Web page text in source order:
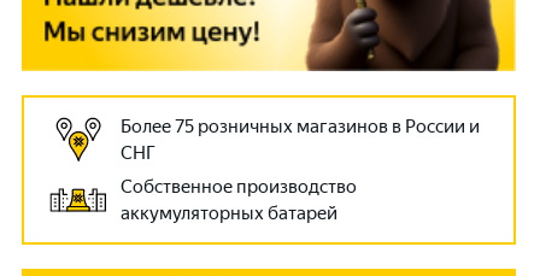
Более 75 розничных магазинов в России и
СНГ
Собственное производство
аккумуляторных батарей